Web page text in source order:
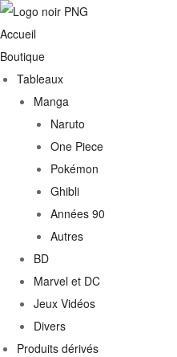
Accueil
Boutique
Tableaux
Manga
Naruto
One Piece
Pokémon
Ghibli
Années 90
Autres
BD
Marvel et DC
Jeux Vidéos
Divers
Produits dérivés